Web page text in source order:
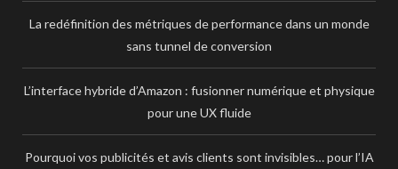
La redéfinition des métriques de performance dans un monde
sans tunnel de conversion
L’interface hybride d’Amazon : fusionner numérique et physique
pour une UX fluide
Pourquoi vos publicités et avis clients sont invisibles… pour l’IA